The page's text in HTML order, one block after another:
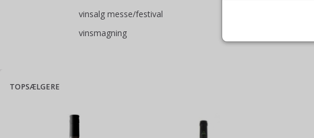
vinsalg messe/festival
vinsmagning
TOPSÆLGERE